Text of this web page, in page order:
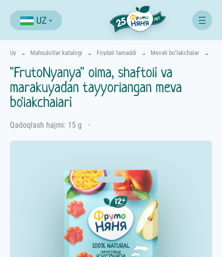
UZ
Uy Mahsulotlar katalogi Foydali tamaddi Mevali bo’lakchalar
"FrutoNyanya" olma, shaftoli va
marakuyadan tayyorlangan meva
bo'lakchalari
Qadoqlash hajmi: 15 g ⋅